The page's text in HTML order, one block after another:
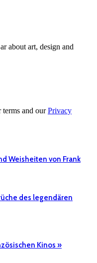
about art, design and
terms and ourPrivacy
Weisheiten von Frank
des legendären
Kinos »